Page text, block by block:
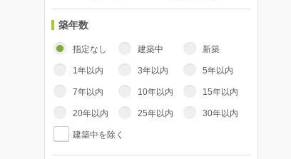
築年数
指定なし 建築中 新築
1年以内 3年以内 5年以内
7年以内 10年以内 15年以内
20年以内 25年以内 30年以内
建築中を除く